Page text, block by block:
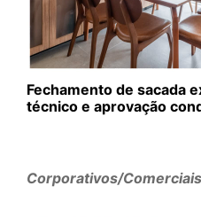
Fechamento de sacada
técnico e aprovação
Corporativos/Comerciais